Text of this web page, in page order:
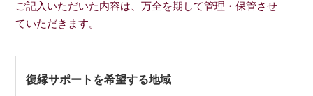
ご記入いただいた内容は、万全を期して管理・保管させ
ていただきます。
復縁サポートを希望する地域